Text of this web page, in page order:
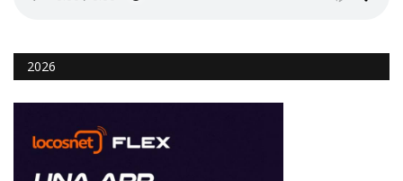
2026